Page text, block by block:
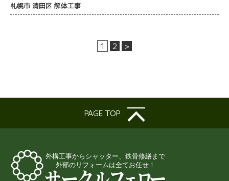
札幌市 清田区 解体工事
1 2 >
PAGE TOP